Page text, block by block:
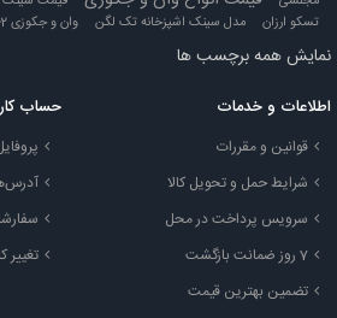
تسکو ارزان
مدل سینک اشپزخانه تک لگن وان و جکوزی N-JA002 شاینی
نمایش همه برچسب ها
اطلاعات و خدمات
قوانین و مقررات
شرایط حمل و تحویل کالا
سرویس پرداخت در محل
7 روز ضمانت بازگشت
تضمین بهترین قیمت
حساب
تغییر